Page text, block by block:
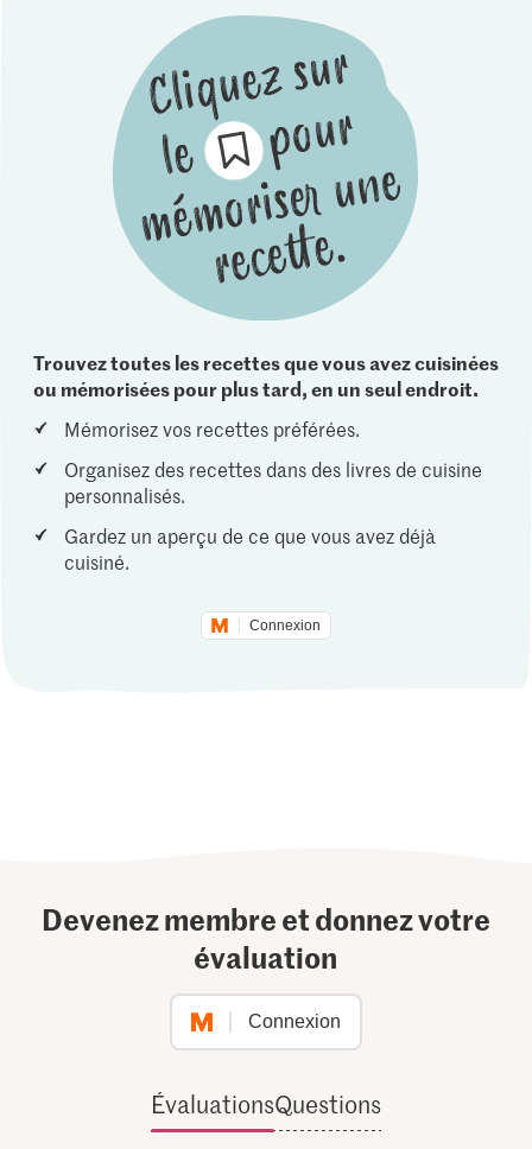
Trouvez toutes les recettes que vous avez cuisinées
ou mémorisées pour plus tard, en un seul endroit.
Mémorisez vos recettes préférées.
Organisez des recettes dans des livres de cuisine
personnalisés.
Gardez un aperçu de ce que vous avez déjà
cuisiné.
Connexion
Devenez membre et donnez votre
évaluation
Connexion
ÉvaluationsQuestions